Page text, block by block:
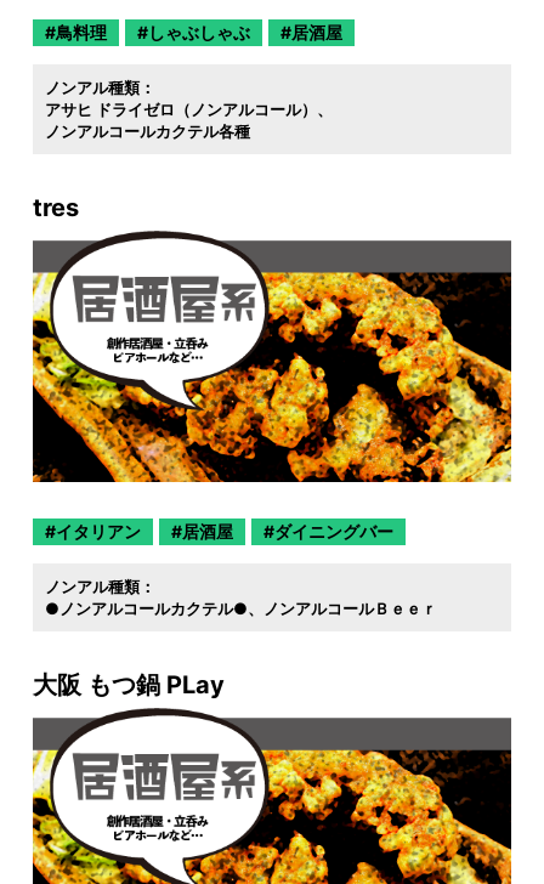
鳥料理 しゃぶしゃぶ 居酒屋
ノンアル種類：
アサヒ ドライゼロ（ノンアルコール）
ノンアルコールカクテル各種
tres
イタリアン 居酒屋 ダイニングバー
ノンアル種類：
●ノンアルコールカクテル●
ノンアルコールＢｅｅｒ
大阪 もつ鍋 PLay